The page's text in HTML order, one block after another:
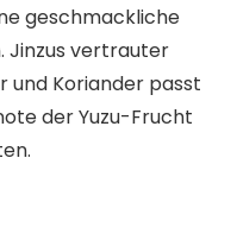
geschmackliche
Jinzus vertrauter
und Koriander passt
der Yuzu-Frucht